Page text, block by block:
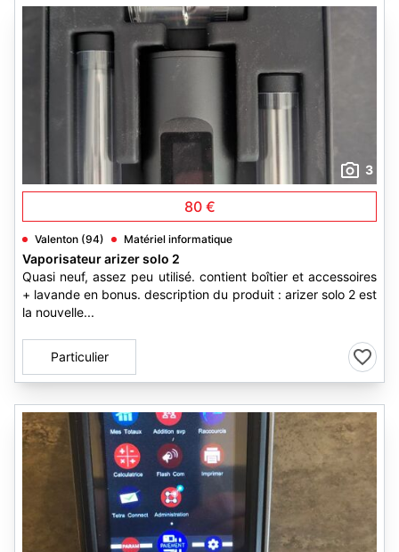
3
80 €
Valenton (94) Matériel informatique
Vaporisateur arizer solo 2
Quasi neuf, assez peu utilisé. contient boîtier et accessoires
+ lavande en bonus. description du produit : arizer solo 2 est
la nouvelle...
Particulier